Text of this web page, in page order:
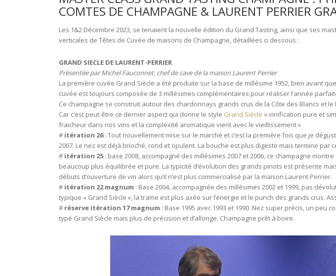
COMTES DE CHAMPAGNE & LAURENT PERRIER
Les 1&2 Décembre 2023, se tenaient la nouvelle édition du Grand Tasting, ainsi que ses
verticales de Têtes de Cuvée de maisons de Champagne, détaillées ci dessous :
GRAND SIECLE DE LAURENT-PERRIER
Présentée par Michel Fauconnet, chef de cave de la maison Laurent Perrier
La première cuvée Grand Siècle a été produite sur la base de millésime 1952, bien avant
cuvée est toujours composée de 3 millésimes complémentaires pour réaliser l’année
Ce champagne se construit autour des chardonnays grands crus de la Côte des Blancs et
Car c’est peut-être ce dernier aspect qui donne le style Grand Siècle « vinification pure et
fraicheur dans nos vins et la complexité aromatique vient avec le vieillissement »
# itération 26: Tout nouvellement mise sur le marché et c’est la première fois que je
2007. Le nez est déjà brioché, rond et opulent. La bouche est plus digeste mais termine
# itération 25 : base 2008, accompagné des millésimes 2007 et 2006, ce champagne
beaucoup plus équilibrée et pure. La typicité d’évolution des grands pinots est présente
débuts d’ouverture de vin alors qu’il n’est plus commercialisé par la maison Laurent Perrier.
# itération 22 magnum : Base 2004, accompagnée des millésimes 2002 et 1999, pas
typique « Grand Siècle », la trame est plus axée sur l’énergie et le punch des grands crus.
# réserve itération 17 magnum : Base 1995 avec 1993 et 1990. Nez super précis, un peu
typé Grand Siècle mais plus de précision et d’allonge. Champagne prêt à boire.